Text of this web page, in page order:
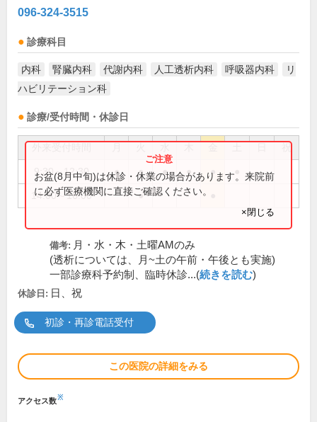
096-324-3515
診療科目
内科 腎臓内科 代謝内科 人工透析内科 呼吸器内科
リ
ハビリテーション科
診療/受付時間・休診日
祝
9:30～12:30 ● ● ● ● ●
14:00～16:00 ●
お盆(8月中旬)は休診・休業の場合があります。来院前
に必ず医療機関に直接ご確認ください。
×閉じる
備考: 月・水・木・土曜AMのみ
(透析については、月~土の午前・午後とも実施)
一部診療科予約制、臨時休診...(続きを読む)
休診日: 日、祝
初診・再診電話受付
この医院の詳細をみる
アクセス数※